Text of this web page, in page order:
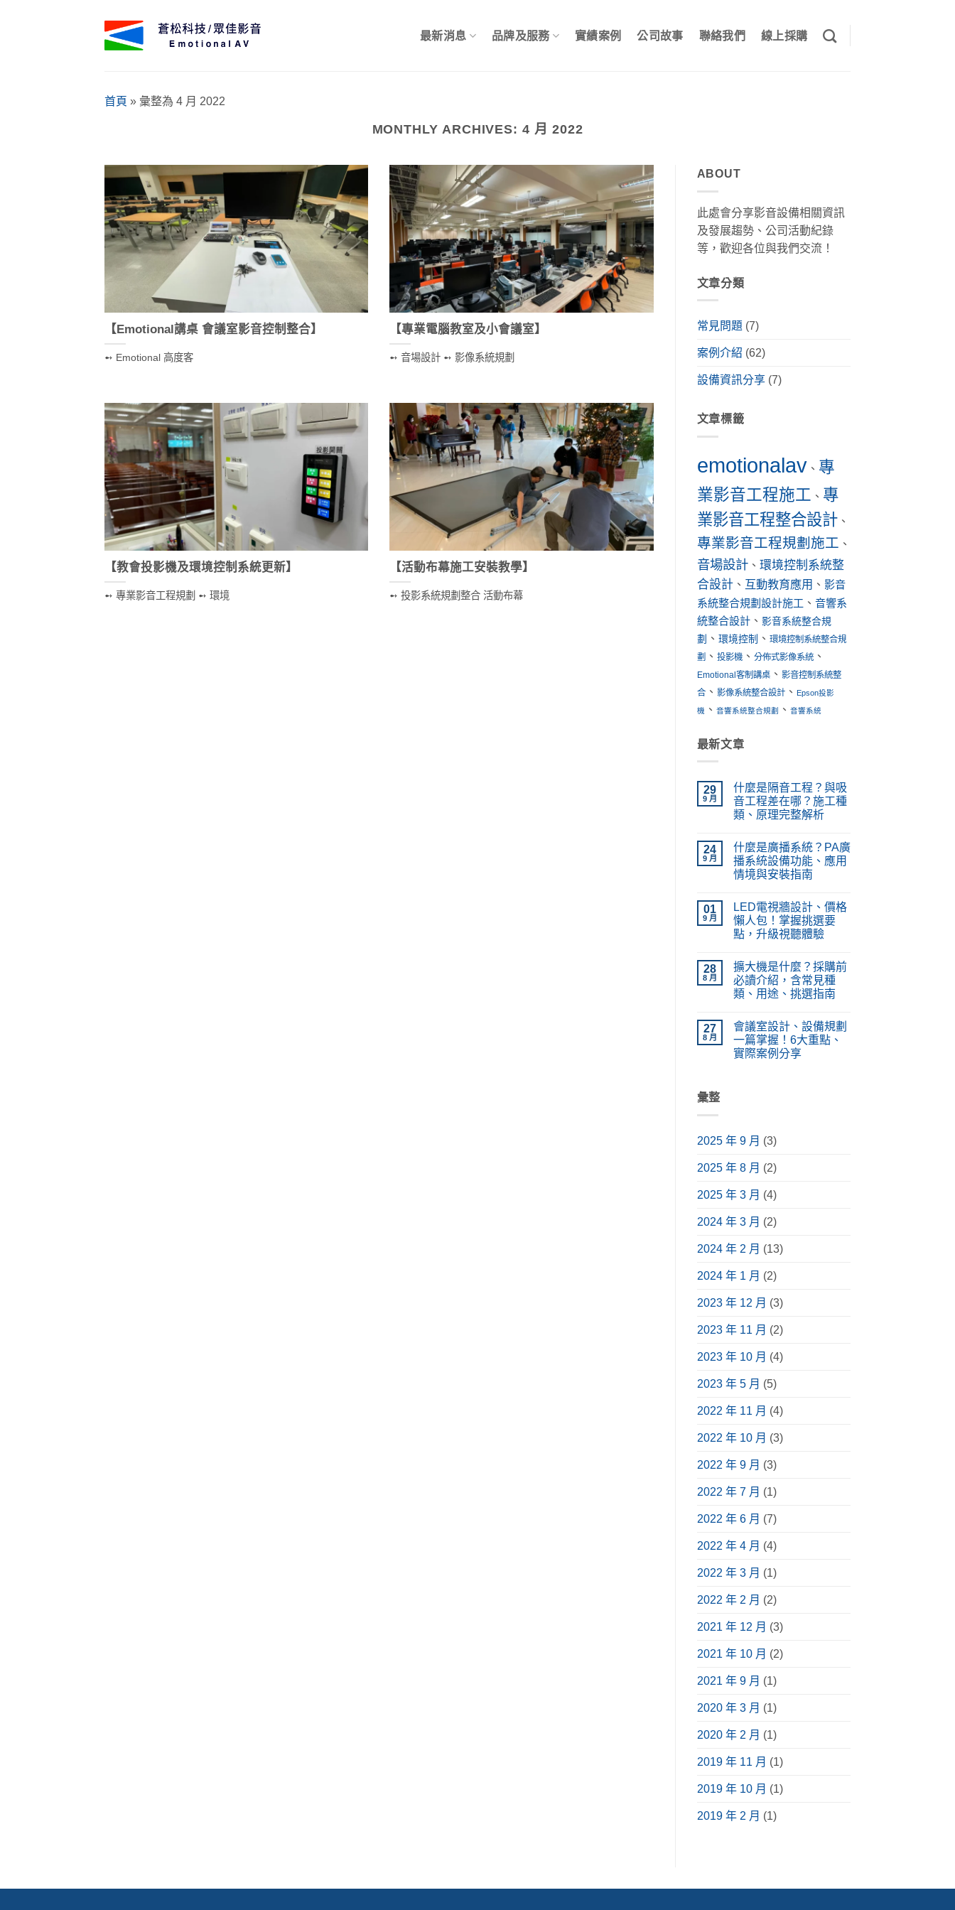
最新消息 品牌及服務 實績案例 公司故事 聯絡我們 線上採購
首頁 » 彙整為 4 月 2022
MONTHLY ARCHIVES:4 月 2022
【Emotional講桌 會議室影音控制整合】
➻ Emotional 高度客
【專業電腦教室及小會議室】
➻ 音場設計 ➻ 影像系統規劃
【教會投影機及環境控制系統更新】
➻ 專業影音工程規劃 ➻ 環境
【活動布幕施工安裝教學】
➻ 投影系統規劃整合 活動布幕
ABOUT
此處會分享影音設備相關資訊
及發展趨勢、公司活動紀錄
等，歡迎各位與我們交流！
文章分類
常見問題 (7)
案例介紹 (62)
設備資訊分享(7)
文章標籤
emotionalav 、 專
業影音工程施工 、 專
業影音工程整合設計、
專業影音工程規劃施工 、
音場設計、 環境控制系統整
合設計、 互動教育應用 、 影音
系統整合規劃設計施工 、 音響系
統整合設計、 影音系統整合規
劃 、 環境控制 、 環境控制系統整合規
劃、 投影機、 分佈式影像系統、
Emotional客制講桌、 影音控制系統整
合、 影像系統整合設計、 Epson投影
機 、 音響系統整合規劃 、 音響系統
最新文章
29
9 月
什麼是隔音工程？與吸
音工程差在哪？施工種
類、原理完整解析
麼
是
隔
音
與
吸
音
工
程
哪？
施
工
種
理
完
整
解
析〉
留
言
24
9 月
什麼是廣播系統？PA廣
播系統設備功能、應用
情境與安裝指南
是
廣
播
PA
廣
播
系
統
功
能、
用
言
01
9 月
LED電視牆設計、價格
懶人包！掌握挑選要
點，升級視聽體驗
電
視
牆
設
格
懶
人
包！
掌
聽
中
留
言
28
8 月
擴大機是什麼？採購前
必讀介紹，含常見種
類、用途、挑選指南
大
什
含
常
種
類、
途、
挑
指
南〉
留
27
8 月
會議室設計、設備規劃
一篇掌握！6大重點、
實際案例分享
規
篇
6
點、
際
案
分
享〉
彙整
2025 年 9 月 (3)
2025 年 8 月 (2)
2025 年 3 月 (4)
2024 年 3 月 (2)
2024 年 2 月 (13)
2024 年 1 月 (2)
2023 年 12 月 (3)
2023 年 11 月 (2)
2023 年 10 月 (4)
2023 年 5 月 (5)
2022 年 11 月 (4)
2022 年 10 月 (3)
2022 年 9 月 (3)
2022 年 7 月 (1)
2022 年 6 月 (7)
2022 年 4 月 (4)
2022 年 3 月 (1)
2022 年 2 月 (2)
2021 年 12 月 (3)
2021 年 10 月 (2)
2021 年 9 月 (1)
2020 年 3 月 (1)
2020 年 2 月 (1)
2019 年 11 月 (1)
2019 年 10 月 (1)
2019 年 2 月 (1)